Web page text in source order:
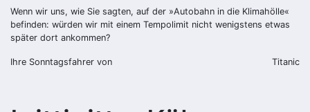
Wenn wir uns, wie Sie sagten, auf der »Autobahn in die Klimahölle«
befinden: würden wir mit einem Tempolimit nicht wenigstens etwas
später dort ankommen?
Ihre Sonntagsfahrer von Titanic